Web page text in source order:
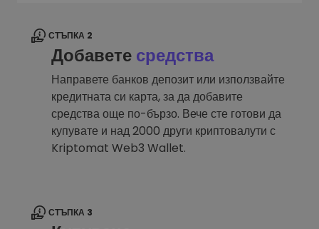
СТЪПКА 2
Добавете средства
Направете банков депозит или използвайте
кредитната си карта, за да добавите
средства още по-бързо. Вече сте готови да
купувате и над 2000 други криптовалути с
Kriptomat Web3 Wallet.
СТЪПКА 3